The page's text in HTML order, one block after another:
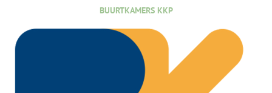
BUURTKAMERS KKP